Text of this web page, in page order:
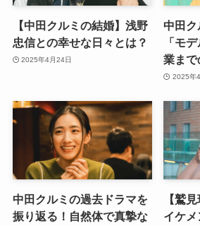
【中田クルミの結婚】浅野
忠信との幸せな日々とは？
2025年4月24日
中田ク
「モ
業まで
2025年
中田クルミの過去ドラマを
振り返る！自然体で真摯な
【鷲
イケ